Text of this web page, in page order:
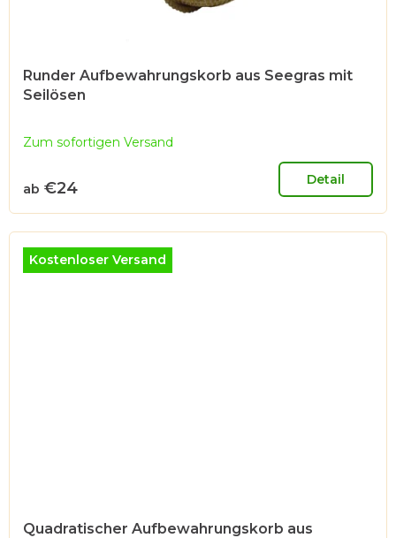
Runder Aufbewahrungskorb aus Seegras mit
Seilösen
Zum sofortigen Versand
ab €24 Detail
Kostenloser Versand
Quadratischer Aufbewahrungskorb aus